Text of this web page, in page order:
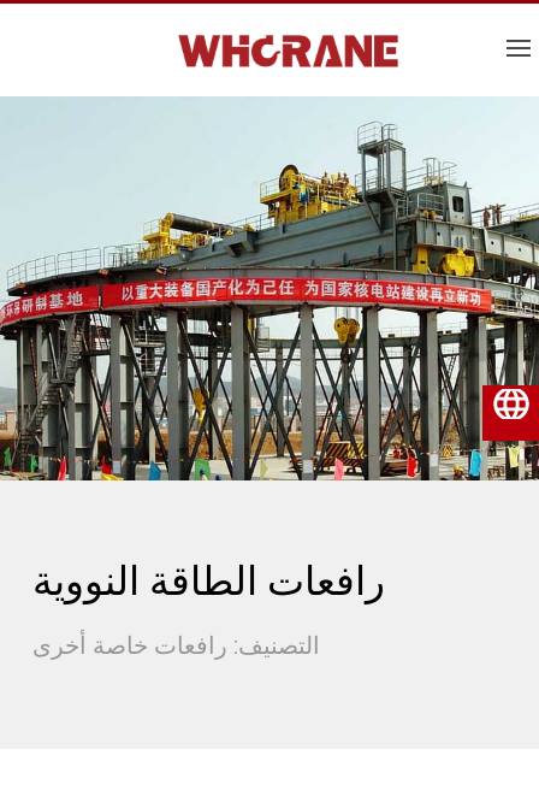
رافعات الطاقة النووية
التصنيف: رافعات خاصة أخرى
العربية